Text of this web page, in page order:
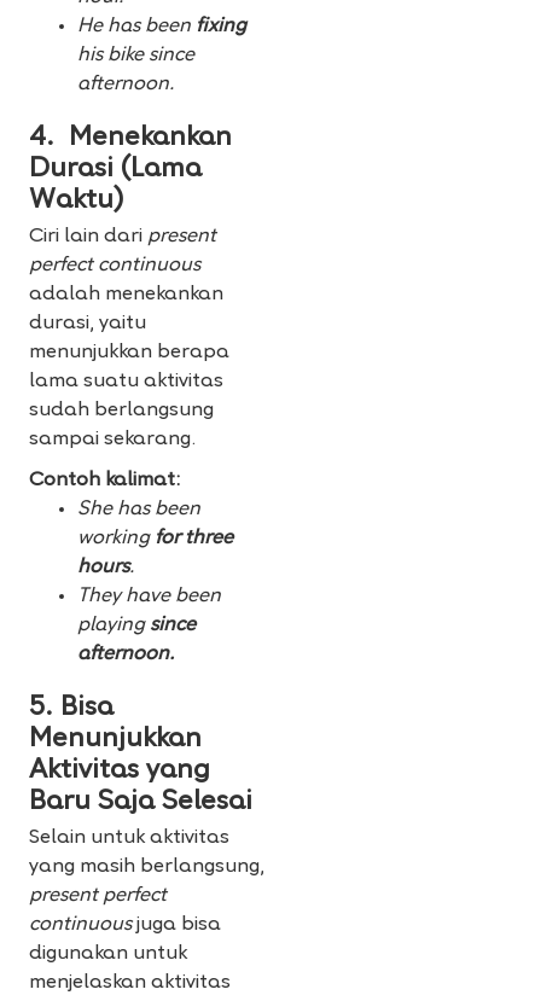
He has been fixing
his bike since
afternoon.
4. Menekankan
Durasi (Lama
Waktu)
Ciri lain dari present
perfect continuous
adalah menekankan
durasi, yaitu
menunjukkan berapa
lama suatu aktivitas
sudah berlangsung
sampai sekarang.
Contoh kalimat:
She has been
working for three
hours.
They have been
playing since
afternoon.
5. Bisa
Menunjukkan
Aktivitas yang
Baru Saja Selesai
Selain untuk aktivitas
yang masih berlangsung,
present perfect
continuousjuga bisa
digunakan untuk
menjelaskan aktivitas